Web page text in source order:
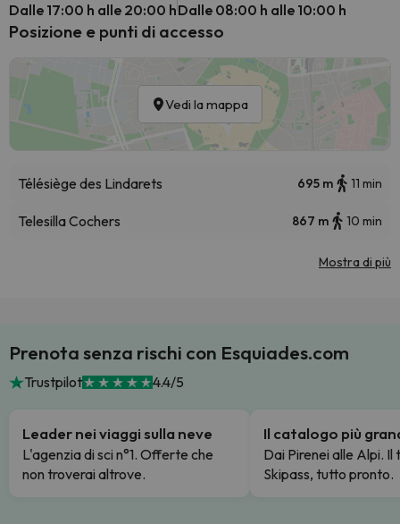
Dalle 17:00 h alle 20:00 hDalle 08:00 h alle 10:00 h
Posizione e punti di accesso
Vedi la mappa
Télésiège des Lindarets 695 m 11 min
Telesilla Cochers 867 m 10 min
Mostra di più
Prenota senza rischi con Esquiades.com
Trustpilot 4.4/5
Leader nei viaggi sulla neve
L'agenzia di sci n°1. Offerte che
non troverai altrove.
Il catalogo più
Dai Pirenei alle Alpi. Il
Skipass, tutto pronto.